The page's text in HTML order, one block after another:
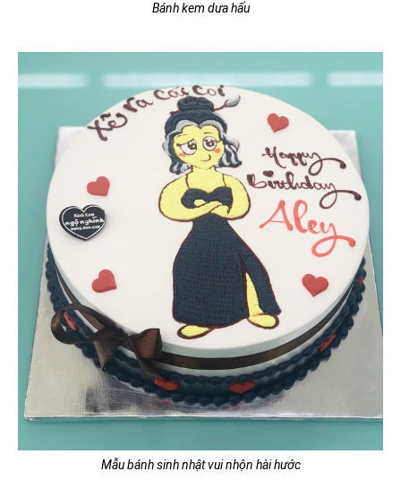
Bánh kem dưa hấu
Mẫu bánh sinh nhật vui nhộn hài hước